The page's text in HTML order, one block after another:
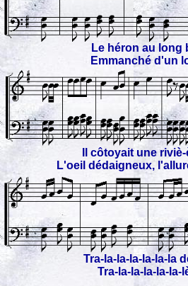
Le héron au long
Emmanché d'un
Il côtoyait une
L'oeil dédaigneux,
Tra-la-la-la-la-la-la
Tra-la-la-la-la-la-